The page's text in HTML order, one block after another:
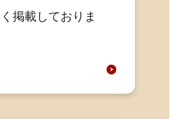
掲載しておりま